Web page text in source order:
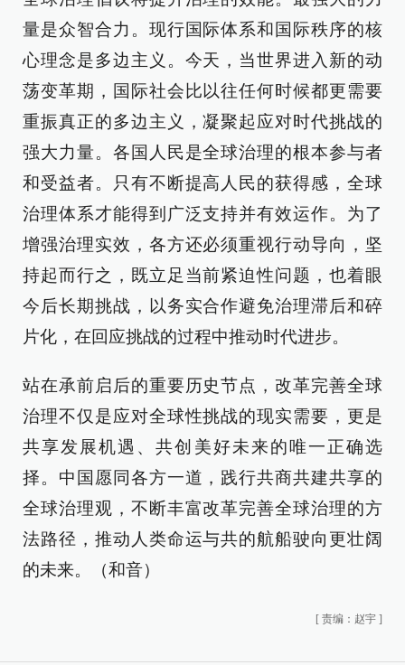
量是众智合力。现行国际体系和国际秩序的核
心理念是多边主义。今天，当世界进入新的动
荡变革期，国际社会比以往任何时候都更需要
重振真正的多边主义，凝聚起应对时代挑战的
强大力量。各国人民是全球治理的根本参与者
和受益者。只有不断提高人民的获得感，全球
治理体系才能得到广泛支持并有效运作。为了
增强治理实效，各方还必须重视行动导向，坚
持起而行之，既立足当前紧迫性问题，也着眼
今后长期挑战，以务实合作避免治理滞后和碎
片化，在回应挑战的过程中推动时代进步。
站在承前启后的重要历史节点，改革完善全球
治理不仅是应对全球性挑战的现实需要，更是
共享发展机遇、共创美好未来的唯一正确选
择。中国愿同各方一道，践行共商共建共享的
全球治理观，不断丰富改革完善全球治理的方
法路径，推动人类命运与共的航船驶向更壮阔
的未来。（和音）
[ 责编：赵宇 ]